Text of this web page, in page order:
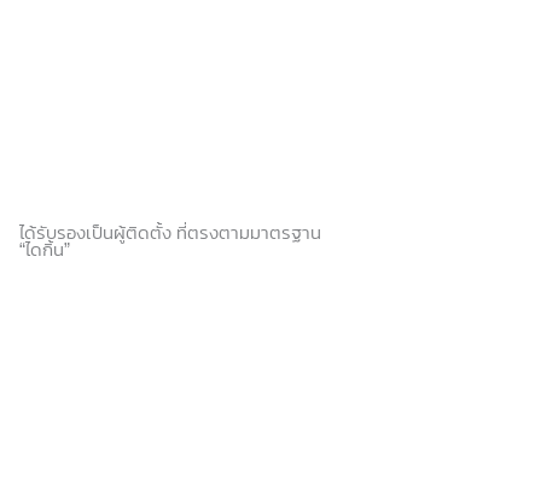
ได้รับรองเป็นผู้ติดตั้ง ที่ตรงตามมาตรฐาน
“ไดกิ้น”